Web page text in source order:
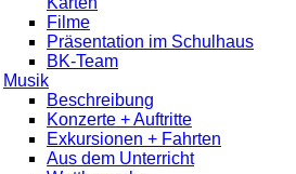
Filme
Präsentation im Schulhaus
BK-Team
Musik
Beschreibung
Konzerte + Auftritte
Exkursionen + Fahrten
Aus dem Unterricht